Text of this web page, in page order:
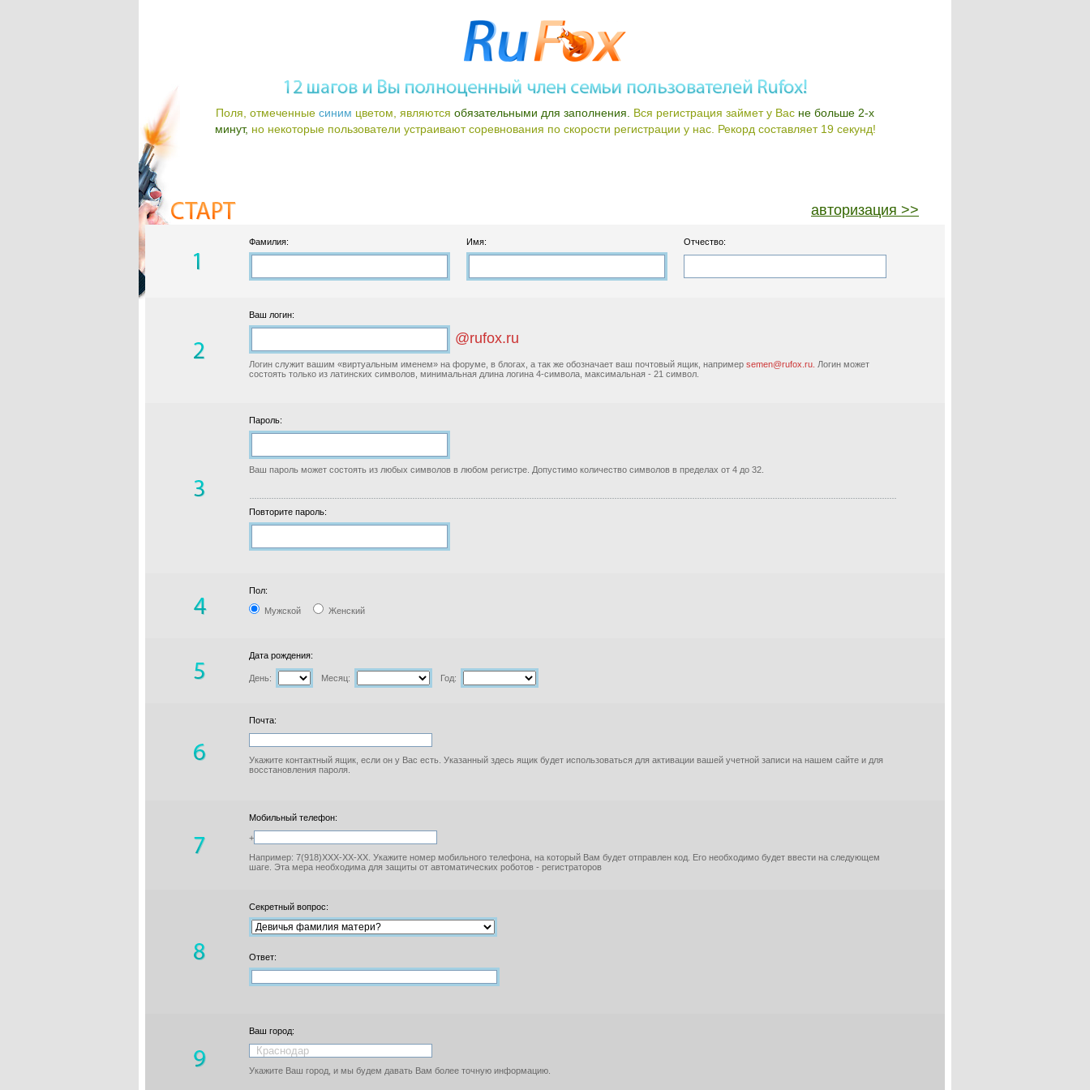
Поля, отмеченные синим цветом, являются обязательными для заполнения. Вся регистрация займет у Вас не больше 2-х
минут, но некоторые пользователи устраивают соревнования по скорости регистрации у нас. Рекорд составляет 19 секунд!
авторизация >>
Фамилия: Имя: Отчество:
Ваш логин:
@rufox.ru
Логин служит вашим «виртуальным именем» на форуме, в блогах, а так же обозначает ваш почтовый ящик, например semen@rufox.ru. Логин может
состоять только из латинских символов, минимальная длина логина 4-символа, максимальная - 21 символ.
Пароль:
Ваш пароль может состоять из любых символов в любом регистре. Допустимо количество символов в пределах от 4 до 32.
Повторите пароль:
Пол:
Мужской Женский
Дата рождения:
День: Месяц: Год:
Почта:
Укажите контактный ящик, если он у Вас есть. Указанный здесь ящик будет использоваться для активации вашей учетной записи на нашем сайте и для
восстановления пароля.
Мобильный телефон:
+
Например: 7(918)XXX-XX-XX. Укажите номер мобильного телефона, на который Вам будет отправлен код. Его необходимо будет ввести на следующем
шаге. Эта мера необходима для защиты от автоматических роботов - регистраторов
Секретный вопрос:
Ответ:
Ваш город:
Укажите Ваш город, и мы будем давать Вам более точную информацию.